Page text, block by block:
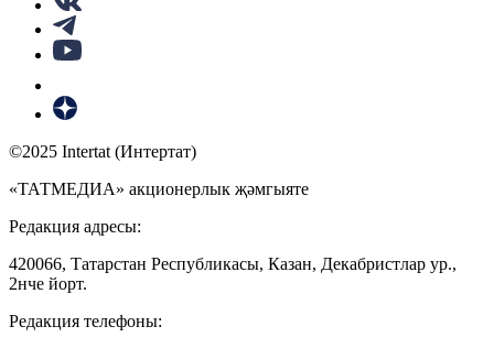
©2025 Intertat (Интертат)
«ТАТМЕДИА» акционерлык җәмгыяте
Редакция адресы:
420066, Татарстан Республикасы, Казан, Декабристлар ур.,
2нче йорт.
Редакция телефоны: